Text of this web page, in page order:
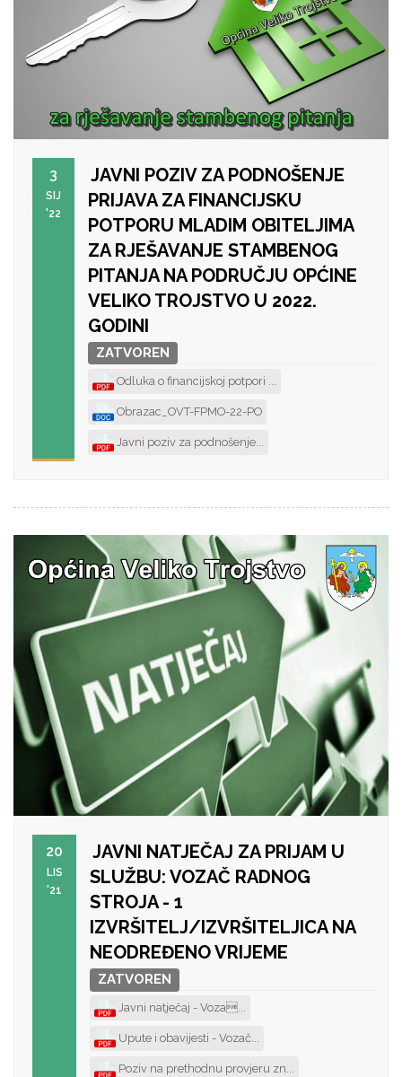
3
SIJ
'22
JAVNI POZIV ZA PODNOŠENJE
PRIJAVA ZA FINANCIJSKU
POTPORU MLADIM OBITELJIMA
ZA RJEŠAVANJE STAMBENOG
PITANJA NA PODRUČJU OPĆINE
VELIKO TROJSTVO U 2022.
GODINI
ZATVOREN
Odluka o financijskoj potpori ...
Obrazac_OVT-FPMO-22-PO
Javni poziv za podnošenje...
20
LIS
'21
JAVNI NATJEČAJ ZA PRIJAM U
SLUŽBU: VOZAČ RADNOG
STROJA - 1
IZVRŠITELJ/IZVRŠITELJICA NA
NEODREĐENO VRIJEME
ZATVOREN
Javni natječaj - Voza...
Upute i obavijesti - Vozač...
Poziv na prethodnu provjeru zn...